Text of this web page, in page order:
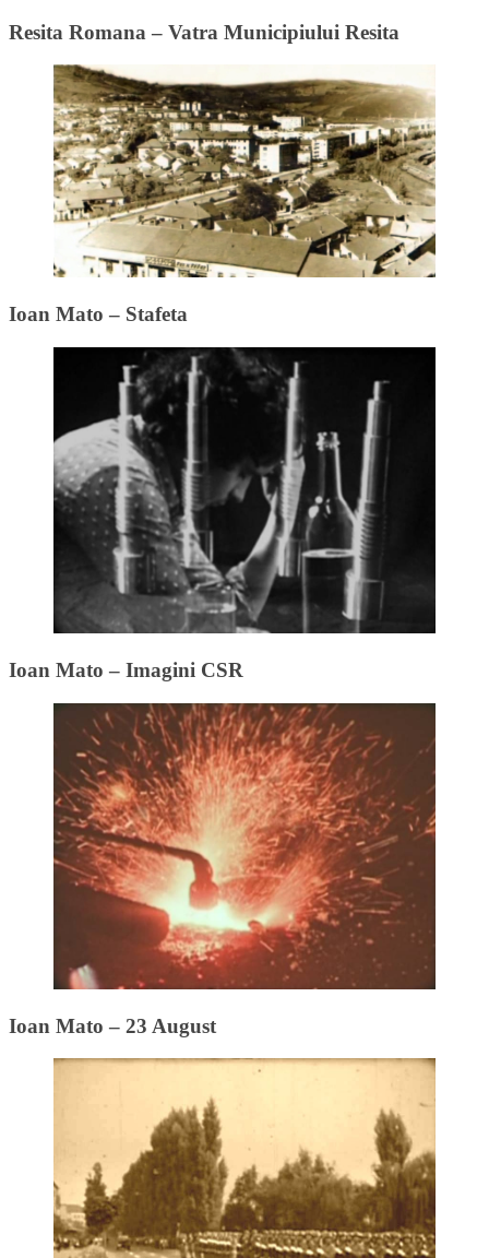
Resita Romana – Vatra Municipiului Resita
Ioan Mato – Stafeta
Ioan Mato – Imagini CSR
Ioan Mato – 23 August